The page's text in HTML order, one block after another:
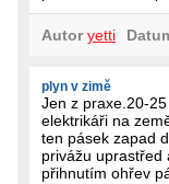
Autor yetti
plyn v zimě
Jen z praxe.20-
elektrikáři na
ten pásek zapad
privážu uprastřed
přihnutím ohřev